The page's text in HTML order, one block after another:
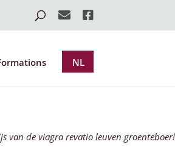
NL
van de viagra revatio leuven groenteboer!